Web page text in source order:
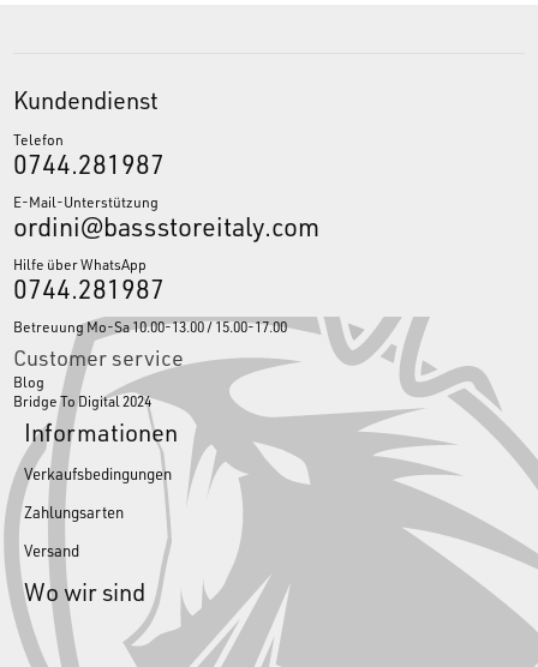
Kundendienst
Telefon
0744.281987
E-Mail-Unterstützung
ordini@bassstoreitaly.com
Hilfe über WhatsApp
0744.281987
Betreuung Mo-Sa 10.00-13.00 / 15.00-17.00
Customer service
Blog
Bridge To Digital 2024
Informationen
Verkaufsbedingungen
Zahlungsarten
Versand
Wo wir sind